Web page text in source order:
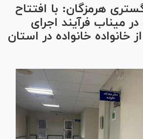
هرمزگان: با افتتاح
در میناب فرآیند اجرای
خانواده خانواده در استان